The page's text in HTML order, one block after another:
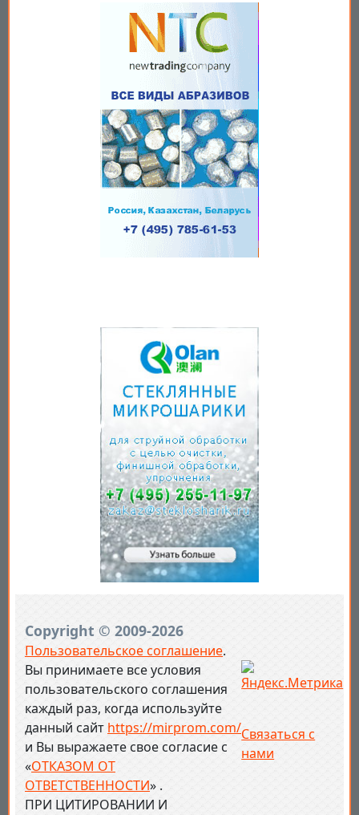
Copyright © 2009-2026
Пользовательское соглашение.
Вы принимаете все условия
пользовательского соглашения
каждый раз, когда используйте
данный сайт https://mirprom.com/
и Вы выражаете свое согласие с
«ОТКАЗОМ ОТ
ОТВЕТСТВЕННОСТИ» .
ПРИ ЦИТИРОВАНИИ И
Связаться с
нами